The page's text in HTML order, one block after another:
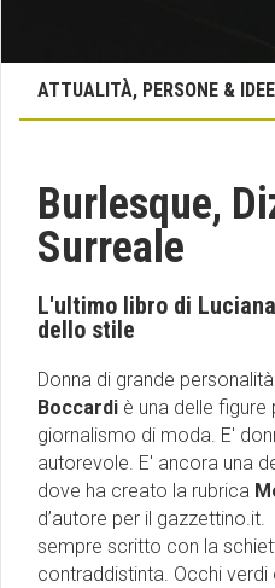
ATTUALITÀ, PERSONE & IDEE
Burlesque,
Surreale
L'ultimo libro di
dello stile
Donna di grande
Boccardi è una delle figure
giornalismo di moda. E'
autorevole. E' ancora una
dove ha creato la rubrica
d’autore per il
sempre scritto con la
contraddistinta. Occhi verdi